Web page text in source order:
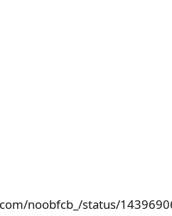
noobfcb_/status/